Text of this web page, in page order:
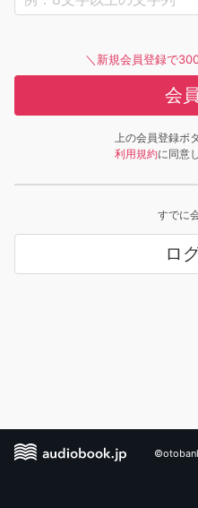
＼新規会員登録で
会
上の会員登録ボ
利用規約に同意
すでに
ロ